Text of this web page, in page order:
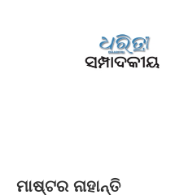
ମାଷ୍ଟର ନାହାନ୍ତି